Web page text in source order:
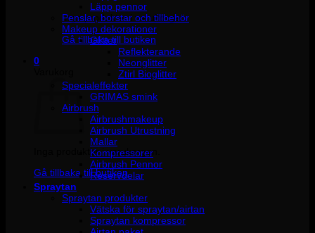
Inga produkter i varukorgen.
Gå tillbaka till butiken
0
Inga produkter i varukorgen.
Gå tillbaka till butiken
Läpp pennor
Penslar, borstar och tillbehör
Makeup dekorationer
Glitter
Reflekterande
Neonglitter
Ztirl Bioglitter
Specialeffekter
GRIMAS smink
Airbrush
Airbrushmakeup
Airbrush Utrustning
Mallar
Kompressorer
Airbrush Pennor
Reservdelar
Spraytan
Spraytan produkter
Vätska för spraytan/airtan
Spraytan kompressor